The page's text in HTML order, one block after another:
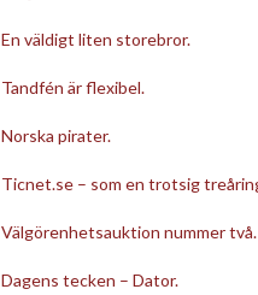
En väldigt liten storebror.
Tandfén är flexibel.
Norska pirater.
Ticnet.se – som en trotsig
Välgörenhetsauktion nummer två.
Dagens tecken – Dator.